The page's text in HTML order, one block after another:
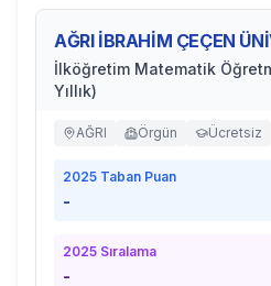
AĞRI İBRAHİM ÇEÇEN
İlköğretim Matematik
Yıllık)
AĞRI Örgün Ücretsiz
2025 Taban Puan
-
2025 Sıralama
-